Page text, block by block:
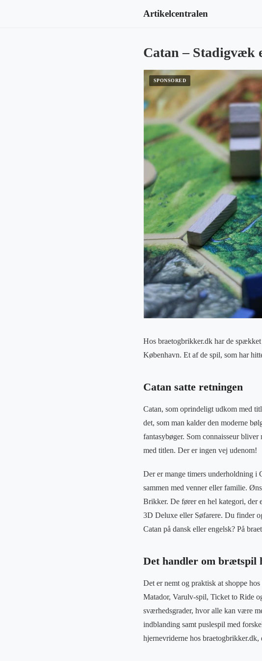
Artikelcentralen
Catan – Stadigvæk
Hos braetogbrikker.dk har de
København. Et af de spil, som har
Catan satte retningen
Catan, som oprindeligt udkom med
det, som man kalder den moderne
fantasybøger. Som connaisseur
med titlen. Der er ingen vej udenom!
Der er mange timers underholdning i
sammen med venner eller familie.
Brikker. De fører en hel kategori, der
3D Deluxe eller Søfarere. Du finder
Catan på dansk eller engelsk? På
Det handler om brætspil
Det er nemt og praktisk at shoppe
Matador, Varulv-spil, Ticket to Ride
sværhedsgrader, hvor alle kan være
indblanding samt puslespil med
hjernevriderne hos